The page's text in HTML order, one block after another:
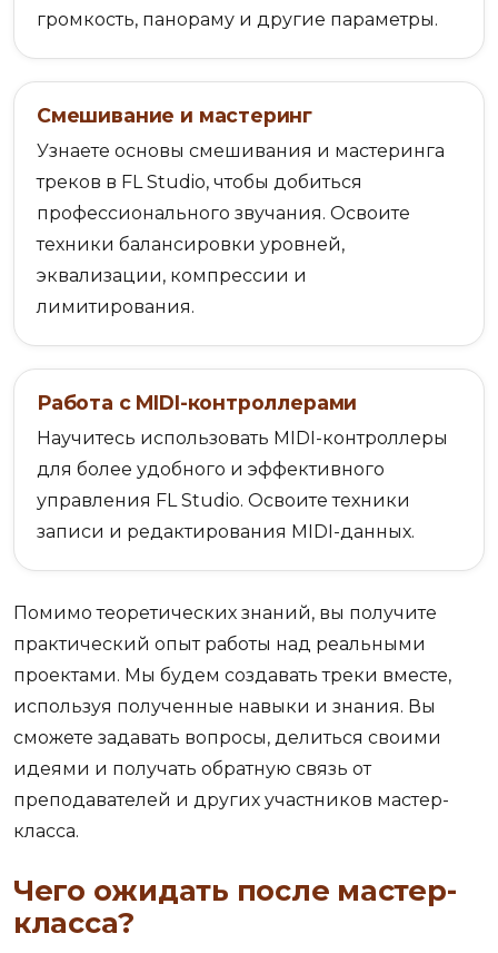
громкость, панораму и другие параметры.
Смешивание и мастеринг
Узнаете основы смешивания и мастеринга
треков в FL Studio, чтобы добиться
профессионального звучания. Освоите
техники балансировки уровней,
эквализации, компрессии и
лимитирования.
Работа с MIDI-контроллерами
Научитесь использовать MIDI-контроллеры
для более удобного и эффективного
управления FL Studio. Освоите техники
записи и редактирования MIDI-данных.
Помимо теоретических знаний, вы получите
практический опыт работы над реальными
проектами. Мы будем создавать треки вместе,
используя полученные навыки и знания. Вы
сможете задавать вопросы, делиться своими
идеями и получать обратную связь от
преподавателей и других участников мастер-
класса.
Чего ожидать после мастер-
класса?